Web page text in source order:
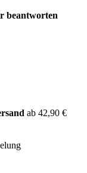
beantworten
ab 42,90 €